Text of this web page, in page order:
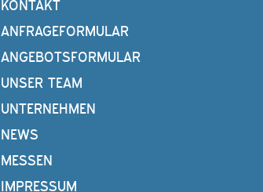
KONTAKT
ANFRAGEFORMULAR
ANGEBOTSFORMULAR
UNSER TEAM
UNTERNEHMEN
NEWS
MESSEN
IMPRESSUM